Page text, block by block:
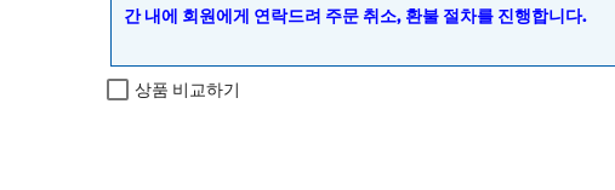
간 내에 회원에게 연락드려 주문 취소, 환불 절차를 진행합니다.
상품 비교하기